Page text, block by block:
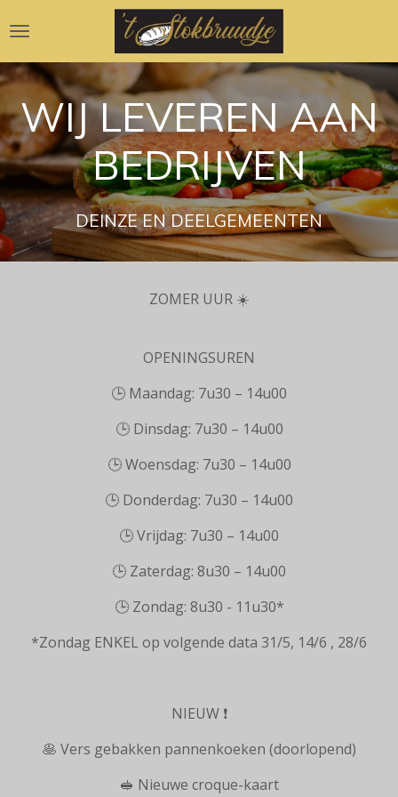
direct
naar
de
hoofdinhoud
WIJ LEVEREN AAN
BEDRIJVEN
DEINZE EN DEELGEMEENTEN
ZOMER UUR ☀️
OPENINGSUREN
🕒 Maandag: 7u30 – 14u00
🕒 Dinsdag: 7u30 – 14u00
🕒 Woensdag: 7u30 – 14u00
🕒 Donderdag: 7u30 – 14u00
🕒 Vrijdag: 7u30 – 14u00
🕒 Zaterdag: 8u30 – 14u00
🕒 Zondag: 8u30 - 11u30*
*Zondag ENKEL op volgende data 31/5, 14/6 , 28/6
NIEUW ❗️
🥞 Vers gebakken pannenkoeken (doorlopend)
🥪 Nieuwe croque-kaart